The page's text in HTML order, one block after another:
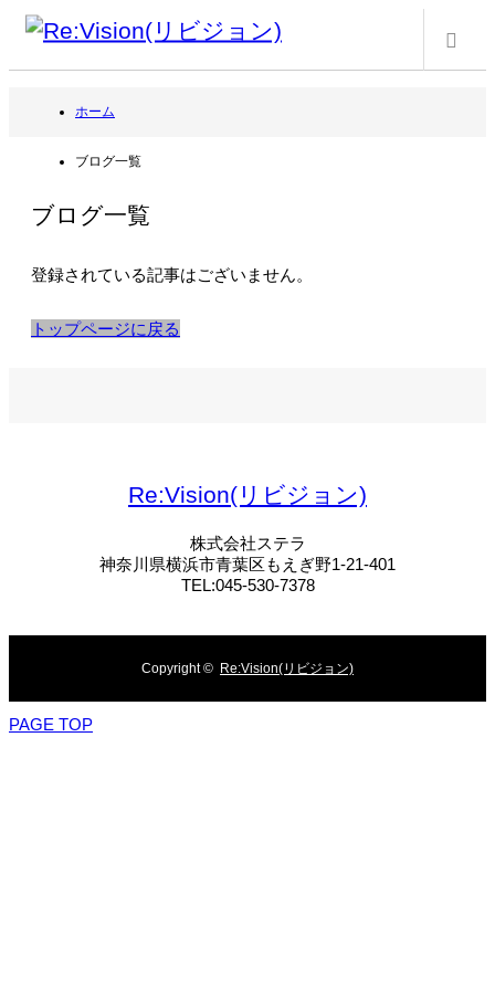
ホーム
ブログ一覧
ブログ一覧
登録されている記事はございません。
トップページに戻る
Re:Vision(リビジョン)
株式会社ステラ
神奈川県横浜市青葉区もえぎ野1-21-401
TEL:045-530-7378
Copyright © Re:Vision(リビジョン)
PAGE TOP